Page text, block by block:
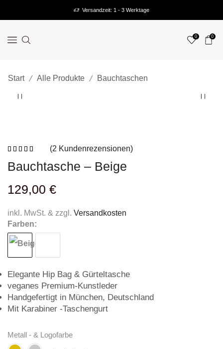
Versandzeit: 1 - 3 Werktage
0 0
Start / Alle Produkte / Bauchtaschen
(2 Kundenrezensionen)
Bauchtasche – Beige
129,00 €
inkl. MwSt. & zzgl. Versandkosten
Farben:
Elegante Hip Bag & Gürteltasche
veganes Premium-Kunstleder
Handgefertigt in München, Deutschland
Mit Karabiner -Taschengurt
Metall - & Logofarbe